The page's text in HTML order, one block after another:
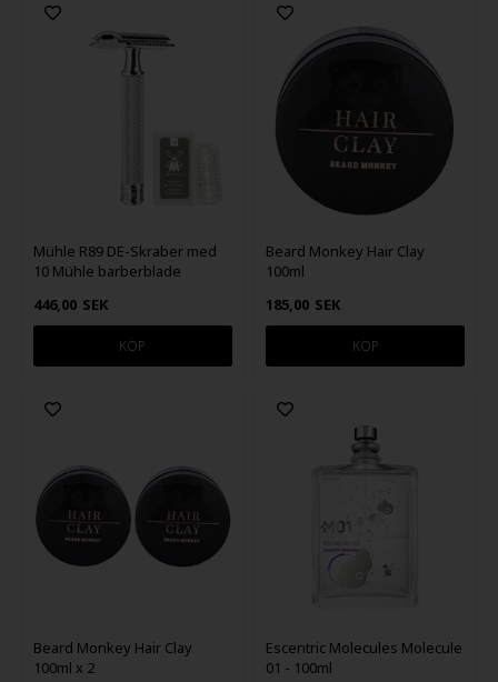
Mühle R89 DE-Skraber med
10 Mühle barberblade
446,00 SEK
Beard Monkey Hair Clay
100ml
185,00 SEK
Beard Monkey Hair Clay
100ml x 2
Escentric Molecules Molecule
01 - 100ml